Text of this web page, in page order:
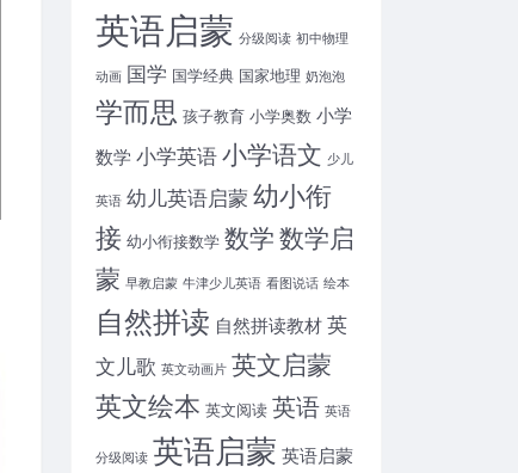
英语启蒙 分级阅读 初中物理
动画 国学 国学经典 国家地理 奶泡泡
学而思 孩子教育 小学奥数 小学
数学 小学英语小学语文 少儿
英语 幼儿英语启蒙幼小衔
接 幼小衔接数学 数学数学启
蒙 早教启蒙 牛津少儿英语 看图说话 绘本
自然拼读 自然拼读教材英
文儿歌 英文动画片 英文启蒙
英文绘本 英文阅读 英语 英语
分级阅读 英语启蒙 英语启蒙